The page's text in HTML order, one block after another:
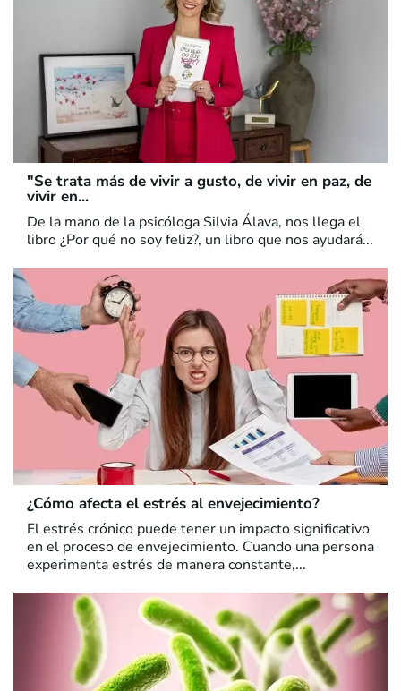
"Se trata más de vivir a gusto, de vivir en paz, de
vivir en...
De la mano de la psicóloga Silvia Álava, nos llega el
libro ¿Por qué no soy feliz?, un libro que nos ayudará...
¿Cómo afecta el estrés al envejecimiento?
El estrés crónico puede tener un impacto significativo
en el proceso de envejecimiento. Cuando una persona
experimenta estrés de manera constante,...